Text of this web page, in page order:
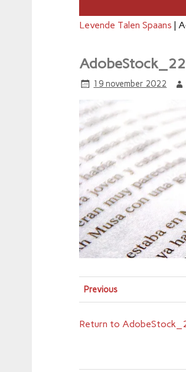
Levende Talen Spaans |
19 november 2022
Previous
Return to